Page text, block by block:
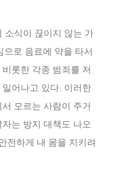
소식이 끊이지 않는 가
으로 음료에 약을 타서
롯한 각종 범죄를 저
어나고 있다. 이러한
모르는 사람이 주거
는 방지 대책도 나오
전하게 내 몸을 지키려